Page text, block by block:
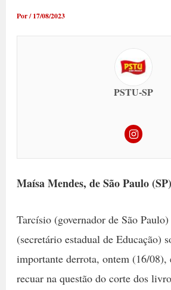
Por/17/08/2023
PSTU-SP
Maísa Mendes, de São Paulo (SP)
Tarcísio (governador de São
(secretário estadual de Educação)
importante derrota, ontem (16/08),
recuar na questão do corte dos